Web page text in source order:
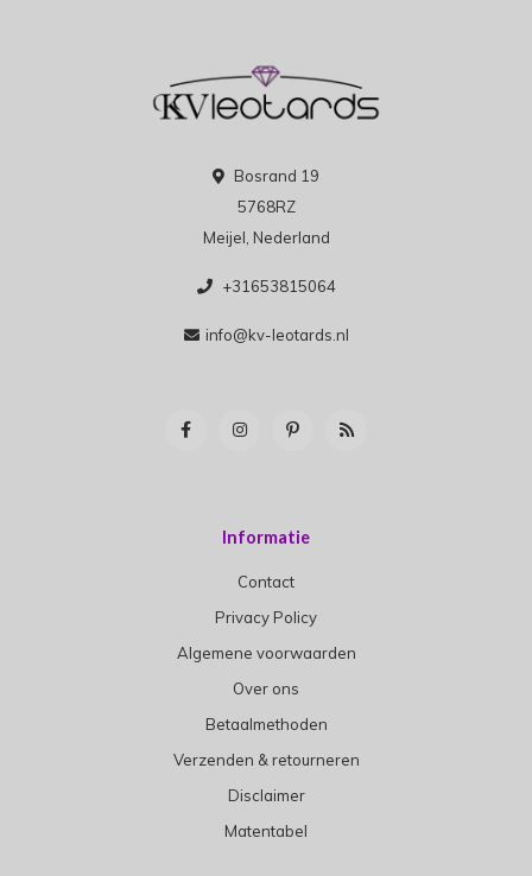
Bosrand 19
5768RZ
Meijel, Nederland
+31653815064
info@kv-leotards.nl
Informatie
Contact
Privacy Policy
Algemene voorwaarden
Over ons
Betaalmethoden
Verzenden & retourneren
Disclaimer
Matentabel